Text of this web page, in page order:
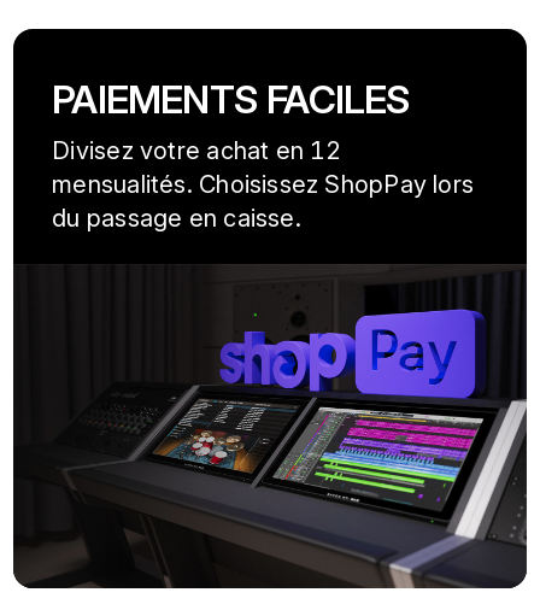
PAIEMENTS FACILES
Divisez votre achat en 12
mensualités. Choisissez ShopPay lors
du passage en caisse.